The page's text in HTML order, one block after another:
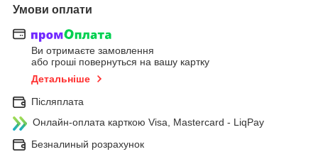
Умови оплати
Ви отримаєте замовлення
або гроші повернуться на вашу картку
Детальніше
Післяплата
Онлайн-оплата карткою Visa, Mastercard - LiqPay
Безналиный розрахунок